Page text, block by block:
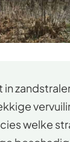
welke